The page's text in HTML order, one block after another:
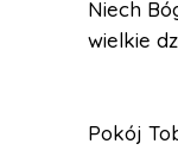
Niech
wielkie
Pokój